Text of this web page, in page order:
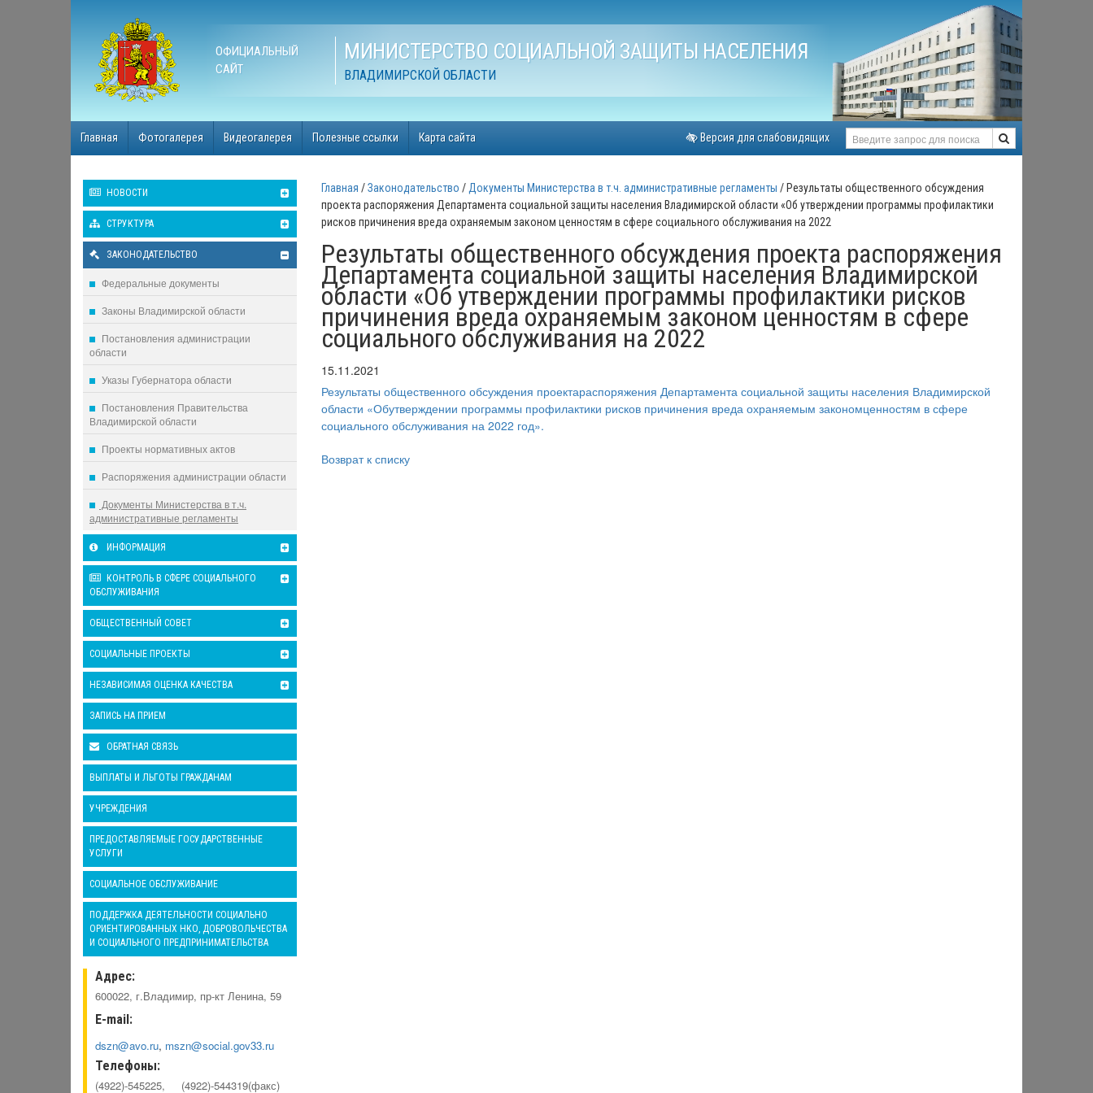
ОФИЦИАЛЬНЫЙ
САЙТ
МИНИСТЕРСТВО СОЦИАЛЬНОЙ ЗАЩИТЫ НАСЕЛЕНИЯ
ВЛАДИМИРСКОЙ ОБЛАСТИ
Главная Фотогалерея Видеогалерея Полезные ссылки Карта сайта Версия для слабовидящих
НОВОСТИ
СТРУКТУРА
ЗАКОНОДАТЕЛЬСТВО
Федеральные документы
Законы Владимирской области
Постановления администрации
области
Указы Губернатора области
Постановления Правительства
Владимирской области
Проекты нормативных актов
Распоряжения администрации области
Документы Министерства в т.ч.
административные регламенты
ИНФОРМАЦИЯ
КОНТРОЛЬ В СФЕРЕ СОЦИАЛЬНОГО
ОБСЛУЖИВАНИЯ
ОБЩЕСТВЕННЫЙ СОВЕТ
СОЦИАЛЬНЫЕ ПРОЕКТЫ
НЕЗАВИСИМАЯ ОЦЕНКА КАЧЕСТВА
ЗАПИСЬ НА ПРИЕМ
ОБРАТНАЯ СВЯЗЬ
ВЫПЛАТЫ И ЛЬГОТЫ ГРАЖДАНАМ
УЧРЕЖДЕНИЯ
ПРЕДОСТАВЛЯЕМЫЕ ГОСУДАРСТВЕННЫЕ
УСЛУГИ
СОЦИАЛЬНОЕ ОБСЛУЖИВАНИЕ
ПОДДЕРЖКА ДЕЯТЕЛЬНОСТИ СОЦИАЛЬНО
ОРИЕНТИРОВАННЫХ НКО, ДОБРОВОЛЬЧЕСТВА
И СОЦИАЛЬНОГО ПРЕДПРИНИМАТЕЛЬСТВА
Адрес:
600022, г.Владимир, пр-кт Ленина, 59
E-mail:
dszn@avo.ru, mszn@social.gov33.ru
Телефоны:
(4922)-545225, (4922)-544319(факс)
Главная Законодательство Документы Министерства в т.ч. административные регламенты
Результаты общественного обсуждения
проекта распоряжения Департамента социальной защиты населения Владимирской области «Об утверждении программы профилактики
рисков причинения вреда охраняемым законом ценностям в сфере социального обслуживания на 2022
Результаты общественного обсуждения проекта распоряжения
Департамента социальной защиты населения Владимирской
области «Об утверждении программы профилактики рисков
причинения вреда охраняемым законом ценностям в сфере
социального обслуживания на 2022
15.11.2021
Результаты общественного обсуждения проектараспоряжения Департамента социальной защиты населения Владимирской
области «Обутверждении программы профилактики рисков причинения вреда охраняемым закономценностям в сфере
социального обслуживания на 2022 год».
Возврат к списку